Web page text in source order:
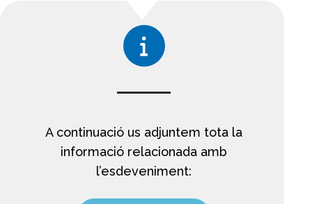
A continuació us adjuntem tota la
informació relacionada amb
l’esdeveniment: